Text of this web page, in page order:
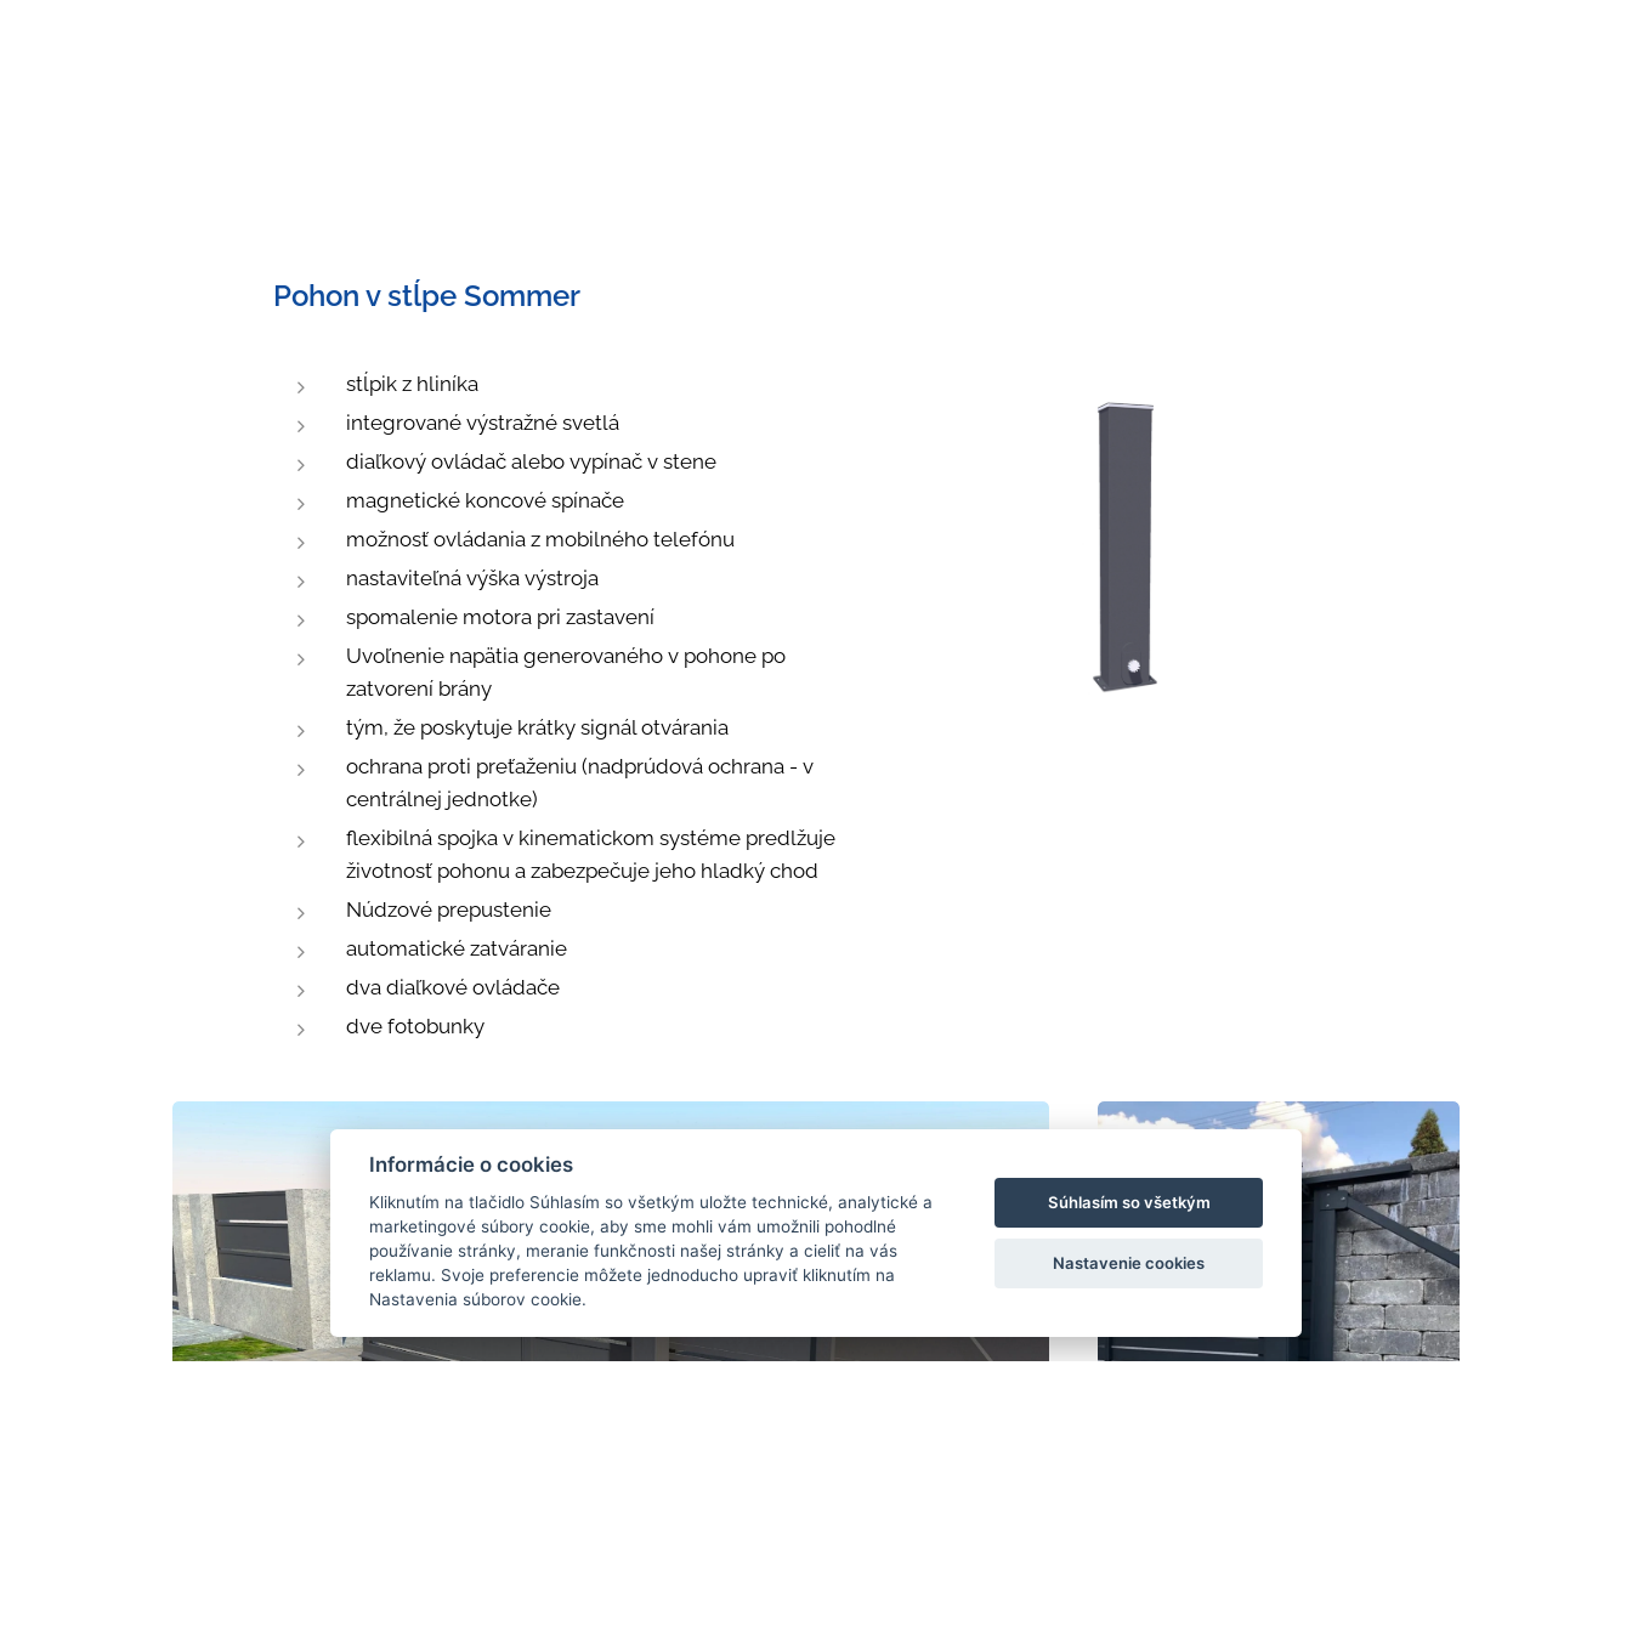
Pohon v stĺpe Sommer
stĺpik z hliníka
integrované výstražné svetlá
diaľkový ovládač alebo vypínač v stene
magnetické koncové spínače
možnosť ovládania z mobilného telefónu
nastaviteľná výška výstroja
spomalenie motora pri zastavení
Uvoľnenie napätia generovaného v pohone po
zatvorení brány
tým, že poskytuje krátky signál otvárania
ochrana proti preťaženiu (nadprúdová ochrana - v
centrálnej jednotke)
flexibilná spojka v kinematickom systéme predlžuje
životnosť pohonu a zabezpečuje jeho hladký chod
Núdzové prepustenie
automatické zatváranie
dva diaľkové ovládače
dve fotobunky
Informácie o cookies
Kliknutím na tlačidlo Súhlasím so všetkým uložte technické, analytické a
marketingové súbory cookie, aby sme mohli vám umožnili pohodlné
používanie stránky, meranie funkčnosti našej stránky a cieliť na vás
reklamu. Svoje preferencie môžete jednoducho upraviť kliknutím na
Nastavenia súborov cookie.
Súhlasím so všetkým
Nastavenie cookies